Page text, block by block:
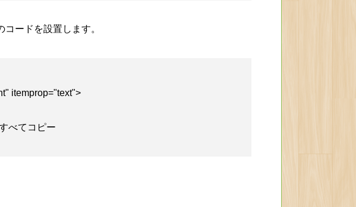
ードを設置します。
itemprop="text">
べてコピー